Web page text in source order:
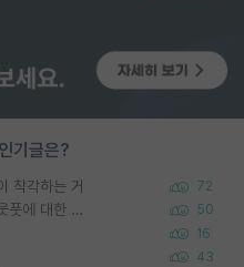
기글은?
착각하는 거 72
포스텍 억까에 대해 (동문의 학문적 아웃풋에 대한 반박) 50
16
43